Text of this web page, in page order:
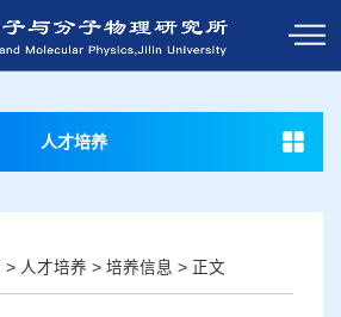
人才培养
> 人才培养 > 培养信息 > 正文